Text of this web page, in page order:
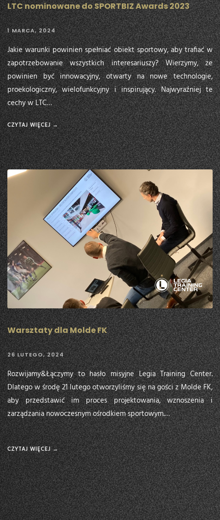
LTC nominowane do SPORTBIZ Awards 2023
1 MARCA, 2024
Jakie warunki powinien spełniać obiekt sportowy, aby trafiać w
zapotrzebowanie wszystkich interesariuszy? Wierzymy, że
powinien być innowacyjny, otwarty na nowe technologie,
proekologiczny, wielofunkcyjny i inspirujący. Najwyraźniej te
cechy w LTC…
CZYTAJ WIĘCEJ →
Warsztaty dla Molde FK
26 LUTEGO, 2024
Rozwijamy&Łączymy to hasło misyjne Legia Training Center.
Dlatego w środę 21 lutego otworzyliśmy się na gości z Molde FK,
aby przedstawić im proces projektowania, wznoszenia i
zarządzania nowoczesnym ośrodkiem sportowym.…
CZYTAJ WIĘCEJ →